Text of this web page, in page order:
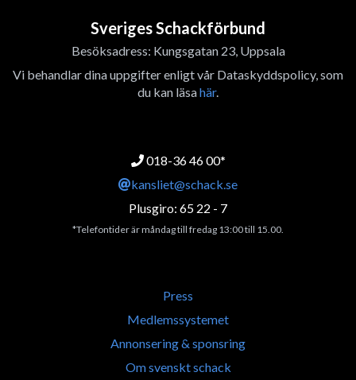
Sveriges Schackförbund
Besöksadress: Kungsgatan 23, Uppsala
Vi behandlar dina uppgifter enligt vår Dataskyddspolicy, som
du kan läsahär.
018-36 46 00*
kansliet@schack.se
Plusgiro: 65 22 - 7
*Telefontider är måndag till fredag 13:00 till 15.00.
Press
Medlemssystemet
Annonsering & sponsring
Om svenskt schack